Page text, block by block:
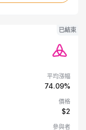
已結束
平均漲幅
74.09%
價格
$2
參與者